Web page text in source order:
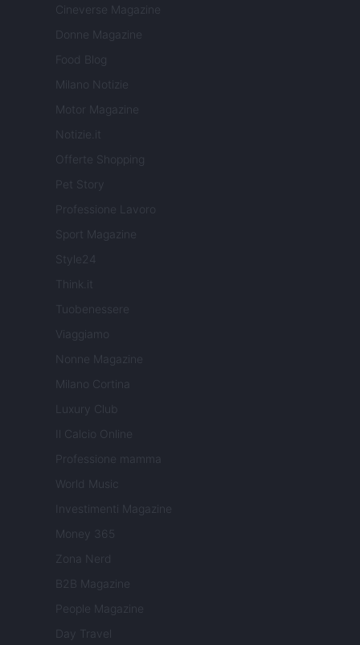
Cineverse Magazine
Donne Magazine
Food Blog
Milano Notizie
Motor Magazine
Notizie.it
Offerte Shopping
Pet Story
Professione Lavoro
Sport Magazine
Style24
Think.it
Tuobenessere
Viaggiamo
Nonne Magazine
Milano Cortina
Luxury Club
Il Calcio Online
Professione mamma
World Music
Investimenti Magazine
Money 365
Zona Nerd
B2B Magazine
People Magazine
Day Travel